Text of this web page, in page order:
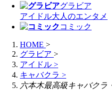
グラビア
アイドル大人のエンタメ
コミック
HOME >
グラビア >
アイドル >
キャバクラ >
六本木最高級キャバクラ